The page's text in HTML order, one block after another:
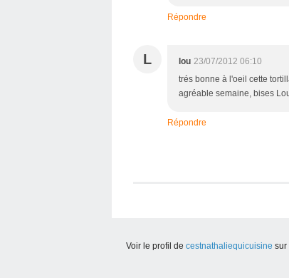
Répondre
L lou 23/07/2012 06:10
trés bonne à l'oeil cette
agréable semaine, bises
Répondre
Voir le profil de cestnathaliequicuisine sur